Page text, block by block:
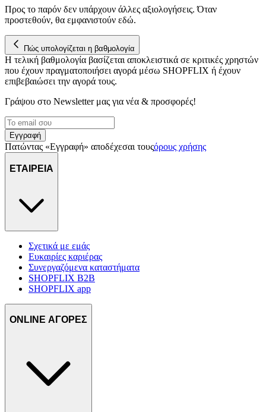
για να αποθηκεύουμε και να έχουμε πρόσβαση σε πληροφορίες
στη συσκευή σας, με σκοπό την προβολή εξατομικευμένων
διαφημίσεων και περιεχομένου, τις μετρήσεις σχετικά με
διαφημίσεις και περιεχόμενο, την καλύτερη εικόνα του κοινού
μας και την ανάπτυξη προϊόντων. Επίσης, κοινοποιούμε
πληροφορίες σχετικά με την από μέρους σας χρήση της
τοποθεσίας μας στους συνεργάτες μέσων κοινωνικής
δικτύωσης, διαφημίσεων και ανάλυσης.
Προς το παρόν δεν υπάρχουν άλλες αξιολογήσεις. Όταν
προστεθούν, θα εμφανιστούν εδώ.
Πώς υπολογίζεται η βαθμολογία
Η τελική βαθμολογία βασίζεται αποκλειστικά σε κριτικές χρηστών
που έχουν πραγματοποιήσει αγορά μέσω SHOPFLIX ή έχουν
επιβεβαιώσει την αγορά τους.
Γράψου στο Νewsletter μας για νέα & προσφορές!
Εγγραφή
Πατώντας «Εγγραφή» αποδέχεσαι τουςόρους χρήσης
ΕΤΑΙΡΕΙΑ
Σχετικά με εμάς
Ευκαιρίες καριέρας
Συνεργαζόμενα καταστήματα
SHOPFLIX B2B
SHOPFLIX app
ONLINE ΑΓΟΡΕΣ